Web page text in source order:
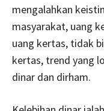
mengalahkan
masyarakat, uang
uang kertas, tidak
kertas, trend yang
dinar dan dirham.